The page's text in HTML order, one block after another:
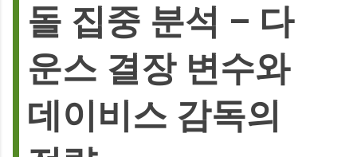
돌 집중 분석 – 다
운스 결장 변수와
데이비스 감독의